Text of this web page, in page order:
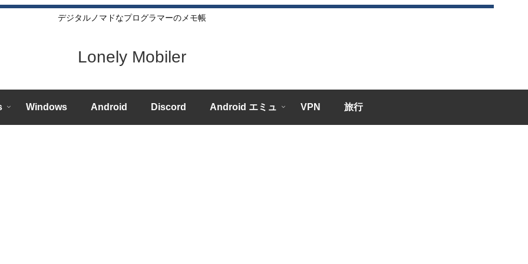
デジタルノマドなプログラマーのメモ帳
Lonely Mobiler
Windows Android Discord Android エミュ VPN 旅行